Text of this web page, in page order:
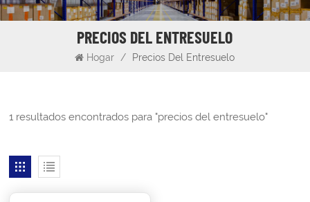
PRECIOS DEL ENTRESUELO
Hogar / Precios Del Entresuelo
1 resultados encontrados para "precios del entresuelo"